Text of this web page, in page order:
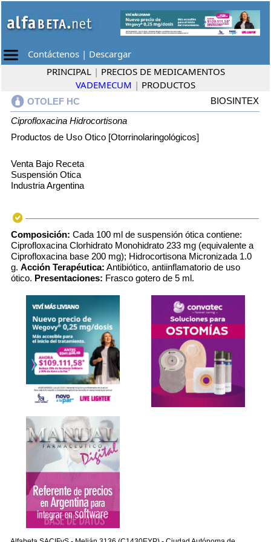
Contáctenos | Descargar
PRINCIPAL | PRECIOS DE MEDICAMENTOS
VADEMECUM | PRODUCTOS
OTOLEF HC
BIOSINTEX
Ciprofloxacina Hidrocortisona
Productos de Uso Otico [Otorrinolaringológicos]
Venta Bajo Receta
Suspensión Otica
Industria Argentina
Composición: Cada 100 ml de suspensión ótica contiene:
Ciprofloxacina Clorhidrato Monohidrato 233 mg (equivalente a
Ciprofloxacina base 200 mg); Hidrocortisona Micronizada 1.0
g. Acción Terapéutica: Antibiótico, antiinflamatorio de uso
ótico. Presentaciones: Frasco gotero de 5 ml.